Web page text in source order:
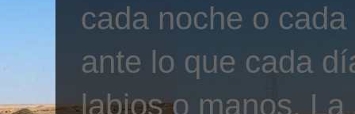
cada noche o
ante lo que cada
labios o manos.